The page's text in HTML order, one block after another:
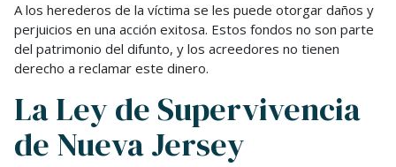
A los herederos de la víctima se les puede otorgar daños y
perjuicios en una acción exitosa. Estos fondos no son parte
del patrimonio del difunto, y los acreedores no tienen
derecho a reclamar este dinero.
La Ley de Supervivencia
de Nueva Jersey